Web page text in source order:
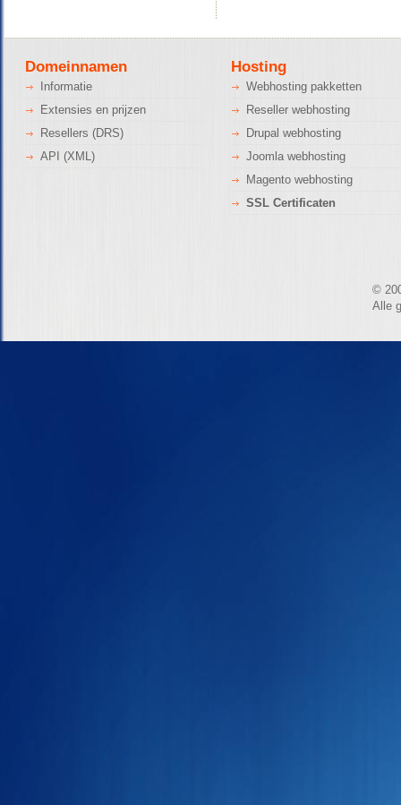
Domeinnamen
Informatie
Extensies en prijzen
Resellers (DRS)
API (XML)
Hosting
Webhosting pakketten
Reseller webhosting
Drupal webhosting
Joomla webhosting
Magento webhosting
SSL Certificaten
©
Alle